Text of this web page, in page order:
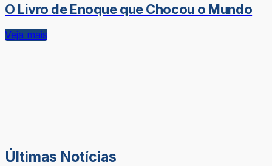
O Livro de Enoque que Chocou o Mundo
Veja mais
Últimas Notícias